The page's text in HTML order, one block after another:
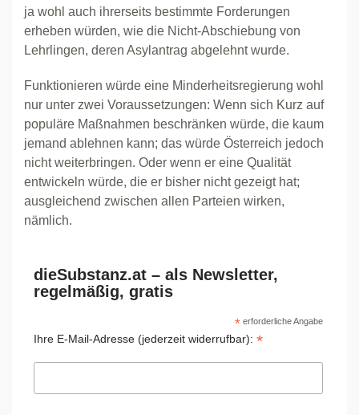
ja wohl auch ihrerseits bestimmte Forderungen
erheben würden, wie die Nicht-Abschiebung von
Lehrlingen, deren Asylantrag abgelehnt wurde.
Funktionieren würde eine Minderheitsregierung wohl
nur unter zwei Voraussetzungen: Wenn sich Kurz auf
populäre Maßnahmen beschränken würde, die kaum
jemand ablehnen kann; das würde Österreich jedoch
nicht weiterbringen. Oder wenn er eine Qualität
entwickeln würde, die er bisher nicht gezeigt hat;
ausgleichend zwischen allen Parteien wirken,
nämlich.
dieSubstanz.at – als Newsletter,
regelmäßig, gratis
*erforderliche Angabe
Ihre E-Mail-Adresse (jederzeit widerrufbar): *